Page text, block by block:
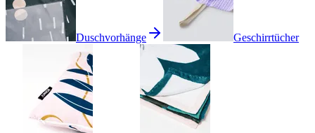
Duschvorhänge Geschirrtücher